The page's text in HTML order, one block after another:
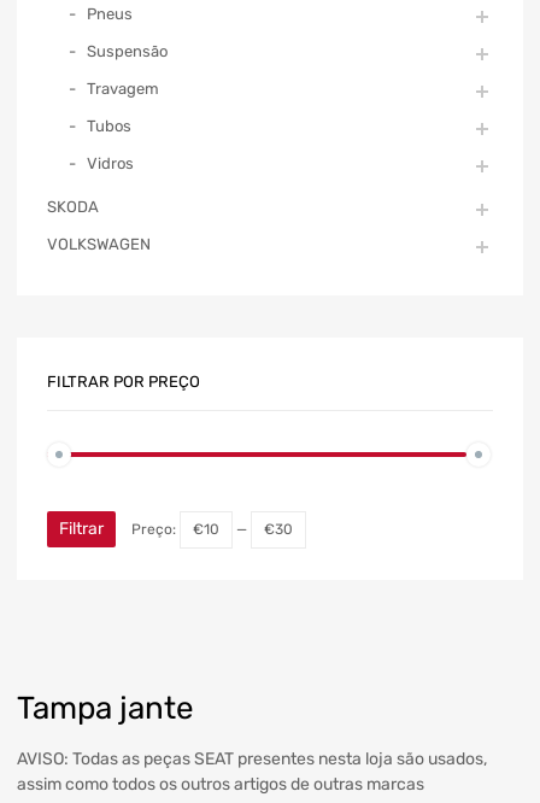
Tampa jante
AVISO: Todas as peças SEAT presentes nesta loja são usados,
assim como todos os outros artigos de outras marcas
Pneus
Suspensão
Travagem
Tubos
Vidros
SKODA
VOLKSWAGEN
FILTRAR POR PREÇO
Filtrar Preço: €10 — €30